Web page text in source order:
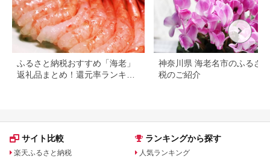
ふるさと納税おすすめ「海老」
返礼品まとめ！還元率ランキン
神奈川県 海老名市のふるさ
税のご紹介
サイト比較
楽天ふるさと納税
ランキングから探す
人気ランキング